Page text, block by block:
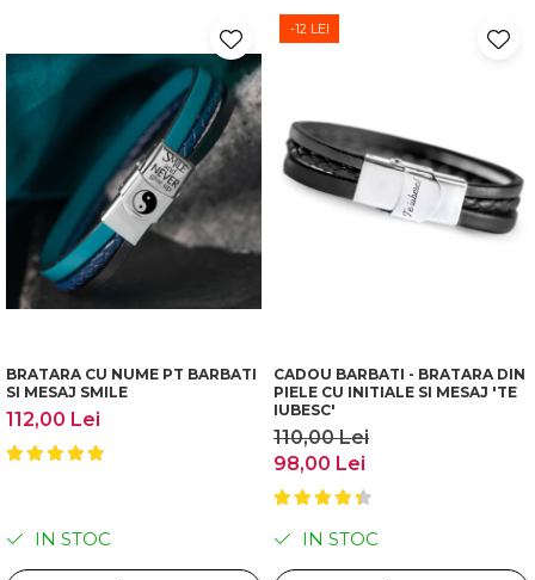
BRATARA CU NUME PT BARBATI
SI MESAJ SMILE
112,00 Lei
IN STOC
-12 LEI
CADOU BARBATI - BRATARA DIN
PIELE CU INITIALE SI MESAJ 'TE
IUBESC'
110,00 Lei
98,00 Lei
IN STOC